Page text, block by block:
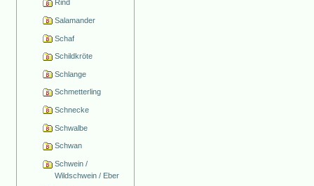
Rind
Salamander
Schaf
Schildkröte
Schlange
Schmetterling
Schnecke
Schwalbe
Schwan
Schwein /
Wildschwein / Eber